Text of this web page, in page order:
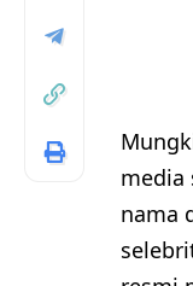
media
nama